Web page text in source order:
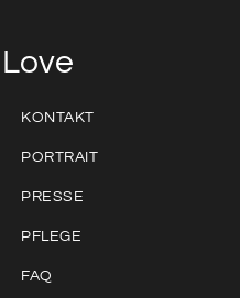
Love
KONTAKT
PORTRAIT
PRESSE
PFLEGE
FAQ